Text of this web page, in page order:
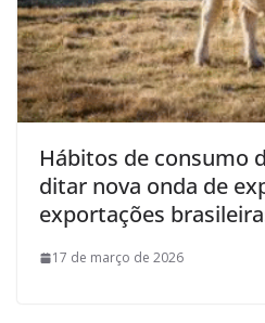
Hábitos de consumo
ditar nova onda de
exportações
17 de março de 2026